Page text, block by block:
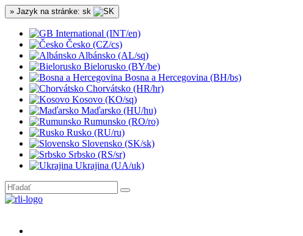
» Jazyk na stránke: sk
International (INT/en)
Česko (CZ/cs)
Albánsko (AL/sq)
Bielorusko (BY/be)
Bosna a Hercegovina (BH/bs)
Chorvátsko (HR/hr)
Kosovo (KO/sq)
Maďarsko (HU/hu)
Rumunsko (RO/ro)
Rusko (RU/ru)
Slovensko (SK/sk)
Srbsko (RS/sr)
Ukrajina (UA/uk)